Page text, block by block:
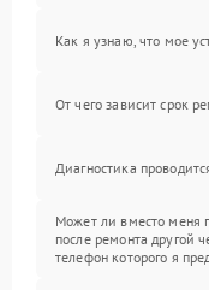
Как я узнаю, что мое
От чего зависит срок
Диагностика
Может ли вместо меня
после ремонта другой
телефон которого я